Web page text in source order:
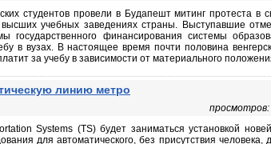
студентов провели в Будапешт митинг протеста в
учебных заведениях страны. Выступавшие
государственного финансирования системы
в вузах. В настоящее время почти половина
за учебу в зависимости от материального
линию метро
Systems (TS) будет заниматься установкой
для автоматического, без присутствия человека,